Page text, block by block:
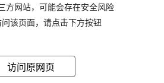
方网站，可能会存在安全风险
该页面，请点击下方按钮
访问原网页